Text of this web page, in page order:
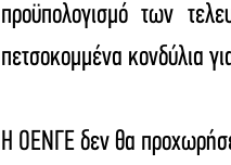
προϋπολογισμό των
πετσοκομμένα κονδύλια
Η ΟΕΝΓΕ δεν θα